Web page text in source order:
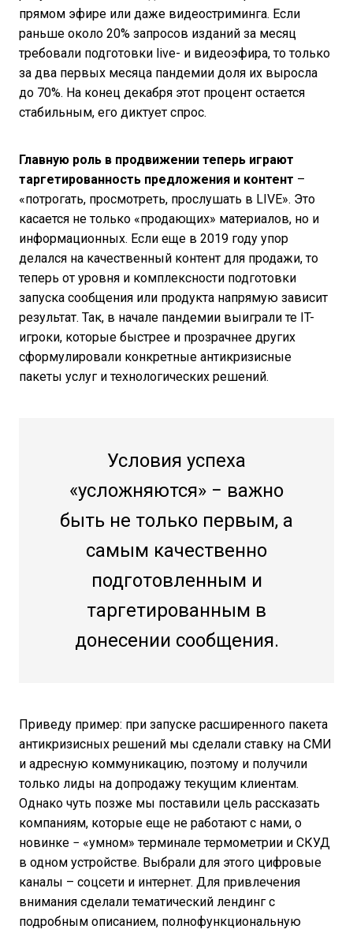
прямом эфире или даже видеостриминга. Если
раньше около 20% запросов изданий за месяц
требовали подготовки live- и видеоэфира, то только
за два первых месяца пандемии доля их выросла
до 70%. На конец декабря этот процент остается
стабильным, его диктует спрос.
Главную роль в продвижении теперь играют
таргетированность предложения и контент –
«потрогать, просмотреть, прослушать в LIVE». Это
касается не только «продающих» материалов, но и
информационных. Если еще в 2019 году упор
делался на качественный контент для продажи, то
теперь от уровня и комплексности подготовки
запуска сообщения или продукта напрямую зависит
результат. Так, в начале пандемии выиграли те IT-
игроки, которые быстрее и прозрачнее других
сформулировали конкретные антикризисные
пакеты услуг и технологических решений.
Условия успеха
«усложняются» − важно
быть не только первым, а
самым качественно
подготовленным и
таргетированным в
донесении сообщения.
Приведу пример: при запуске расширенного пакета
антикризисных решений мы сделали ставку на СМИ
и адресную коммуникацию, поэтому и получили
только лиды на допродажу текущим клиентам.
Однако чуть позже мы поставили цель рассказать
компаниям, которые еще не работают с нами, о
новинке − «умном» терминале термометрии и СКУД
в одном устройстве. Выбрали для этого цифровые
каналы – соцсети и интернет. Для привлечения
внимания сделали тематический лендинг с
подробным описанием, полнофункциональную